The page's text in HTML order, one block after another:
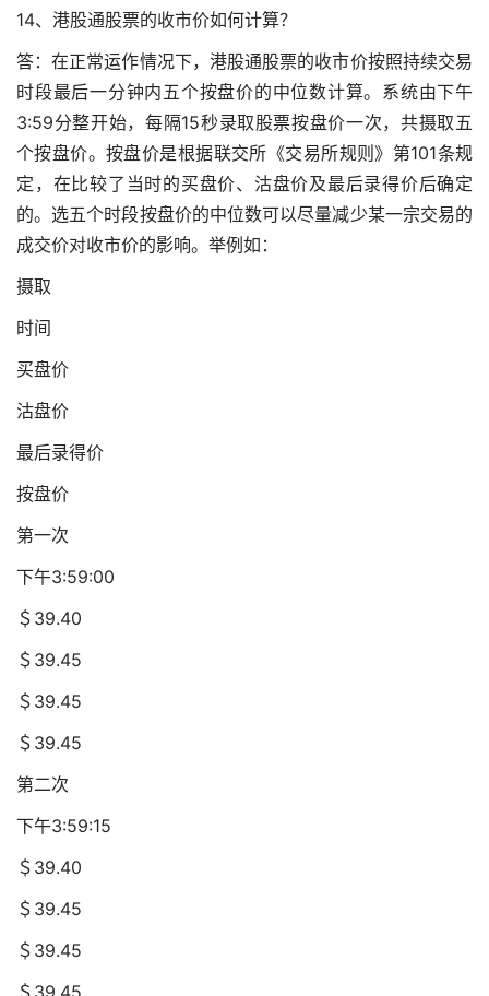
14、港股通股票的收市价如何计算？
答：在正常运作情况下，港股通股票的收市价按照持续交易
时段最后一分钟内五个按盘价的中位数计算。系统由下午
3:59分整开始，每隔15秒录取股票按盘价一次，共摄取五
个按盘价。按盘价是根据联交所《交易所规则》第101条规
定，在比较了当时的买盘价、沽盘价及最后录得价后确定
的。选五个时段按盘价的中位数可以尽量减少某一宗交易的
成交价对收市价的影响。举例如：
摄取
时间
买盘价
沽盘价
最后录得价
按盘价
第一次
下午3:59:00
＄39.40
＄39.45
＄39.45
＄39.45
第二次
下午3:59:15
＄39.40
＄39.45
＄39.45
＄39.45